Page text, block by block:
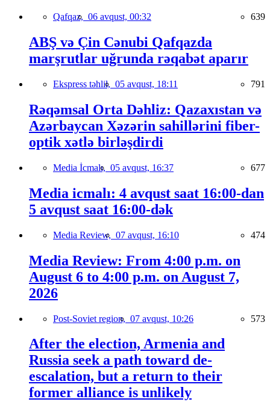
Qafqaz, 06 avqust, 00:32 639
ABŞ və Çin Cənubi Qafqazda
marşrutlar uğrunda rəqabət aparır
Ekspress təhlil, 05 avqust, 18:11 791
Rəqəmsal Orta Dəhliz: Qazaxıstan və
Azərbaycan Xəzərin sahillərini fiber-
optik xətlə birləşdirdi
Media İcmalı, 05 avqust, 16:37 677
Media icmalı: 4 avqust saat 16:00-dan
5 avqust saat 16:00-dək
Media Review, 07 avqust, 16:10 474
Media Review: From 4:00 p.m. on
August 6 to 4:00 p.m. on August 7,
2026
Post-Soviet region, 07 avqust, 10:26 573
After the election, Armenia and
Russia seek a path toward de-
escalation, but a return to their
former alliance is unlikely